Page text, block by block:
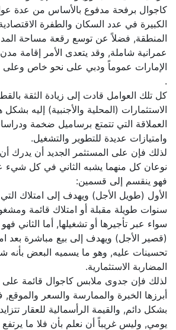
كاجوال برفحة مدفوع بالأساس من عدة
الكبيرة في عدد السكان والطفرة الاقتصادية
المنطقة, فضلاً عن توسع رقعة مساحة
عمرانية شاملة, وقد يتعدى الأمر إقامة مدن
الإمارات عموماً ودبي على نحو خاص وعلى
كل تلك العوامل قادت إلى زيادة الثقة
الاستثمارات (المحلية والأجنبية) إليه بشكل
العملاقة التي تتمتع برساميل ضخمة
وامتيازات عديدة للتطوير والتشغيل.
لذلك فإن على المستثمر الجديد أن يدرك أن
نوعان كل منهما يشبه الثاني في كل شيء
فهو ينقسم إلى قسمين:
الأول (طويل الأجل) ويهدف إلى امتلاك التي
سنوات طويلة مقبلة أو امتلاك قائمة ومشغولة
سواء عبر تأجيرها أو تشغيلها, أما الثاني فهو
(قصير الأجل) ويهدف إلى بيع مباشرة بعد
تحسينات عليه, وهو ما يسميه البعض بأنه
المضاربة الاستثمارية.
لذلك فإن جدوى ملابس كاجوال قائمة على
أبرزها الخبرة والممارسة والسعر والموقع, ف
بشكل دائم, والقيمة الرأسمالية للعقار
يومي, وليس غريباً أن نعلم بأن فلا ما يرتفع